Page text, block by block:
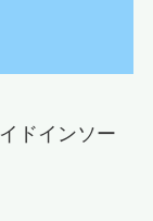
ドインソー